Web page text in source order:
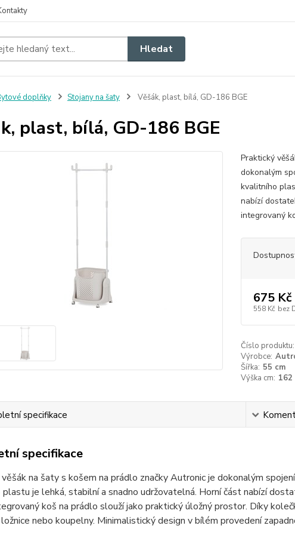
Hledat
doplňky Stojany na šaty Věšák, plast, bílá, GD-186 BGE
plast, bílá, GD-186 BGE
Praktický
dokonalým
kvalitního
nabízí
integrovaný
675 Kč
558 Kč bez
Číslo produktu:
Výrobce:
Šířka: 55 cm
Výška cm: 162
specifikace
specifikace
na šaty s košem na prádlo značky Autronic je dokonalým
je lehká, stabilní a snadno udržovatelná. Horní část nabízí
koš na prádlo slouží jako praktický úložný prostor. Díky
nebo koupelny. Minimalistický design v bílém provedení